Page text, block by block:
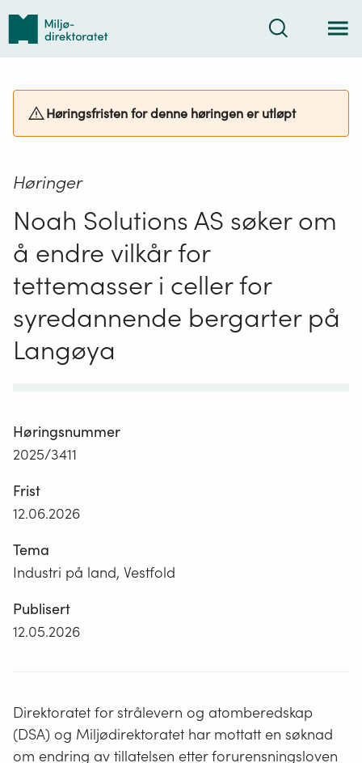
Tilbake
forsiden
Søk
Høringsfristen for denne høringen er utløpt
Høringer
Noah Solutions AS søker om
å endre vilkår for
tettemasser i celler for
syredannende bergarter på
Langøya
Høringsnummer
2025/3411
Frist
12.06.2026
Tema
Industri på land, Vestfold
Publisert
12.05.2026
Direktoratet for strålevern og atomberedskap
(DSA) og Miljødirektoratet har mottatt en søknad
om endring av tillatelsen etter forurensningsloven